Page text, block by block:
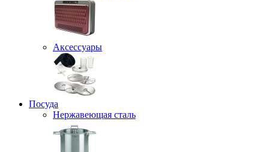
Аксессуары
Посуда
Нержавеющая сталь